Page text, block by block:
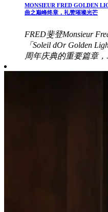
MONSIEUR FRED GOLDEN
曲之巅峰终章，礼赞璀璨光芒
FRED斐登Monsieur
「Soleil dOr Golden
周年庆典的重要篇章，